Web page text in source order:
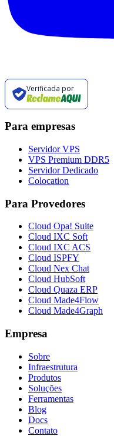
Verificada por
Para empresas
Servidor VPS
VPS Premium DDR5
Servidor Dedicado
Colocation
Para Provedores
Cloud Opa! Suite
Cloud IXC Soft
Cloud IXC ACS
Cloud ISPFY
Cloud Nex Chat
Cloud HubSoft
Cloud Quaza ERP
Cloud Made4Flow
Cloud Made4Graph
Empresa
Sobre
Infraestrutura
Produtos
Soluções
Ferramentas
Blog
Docs
Contato